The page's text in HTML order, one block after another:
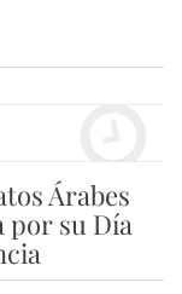
Árabes
por su Día